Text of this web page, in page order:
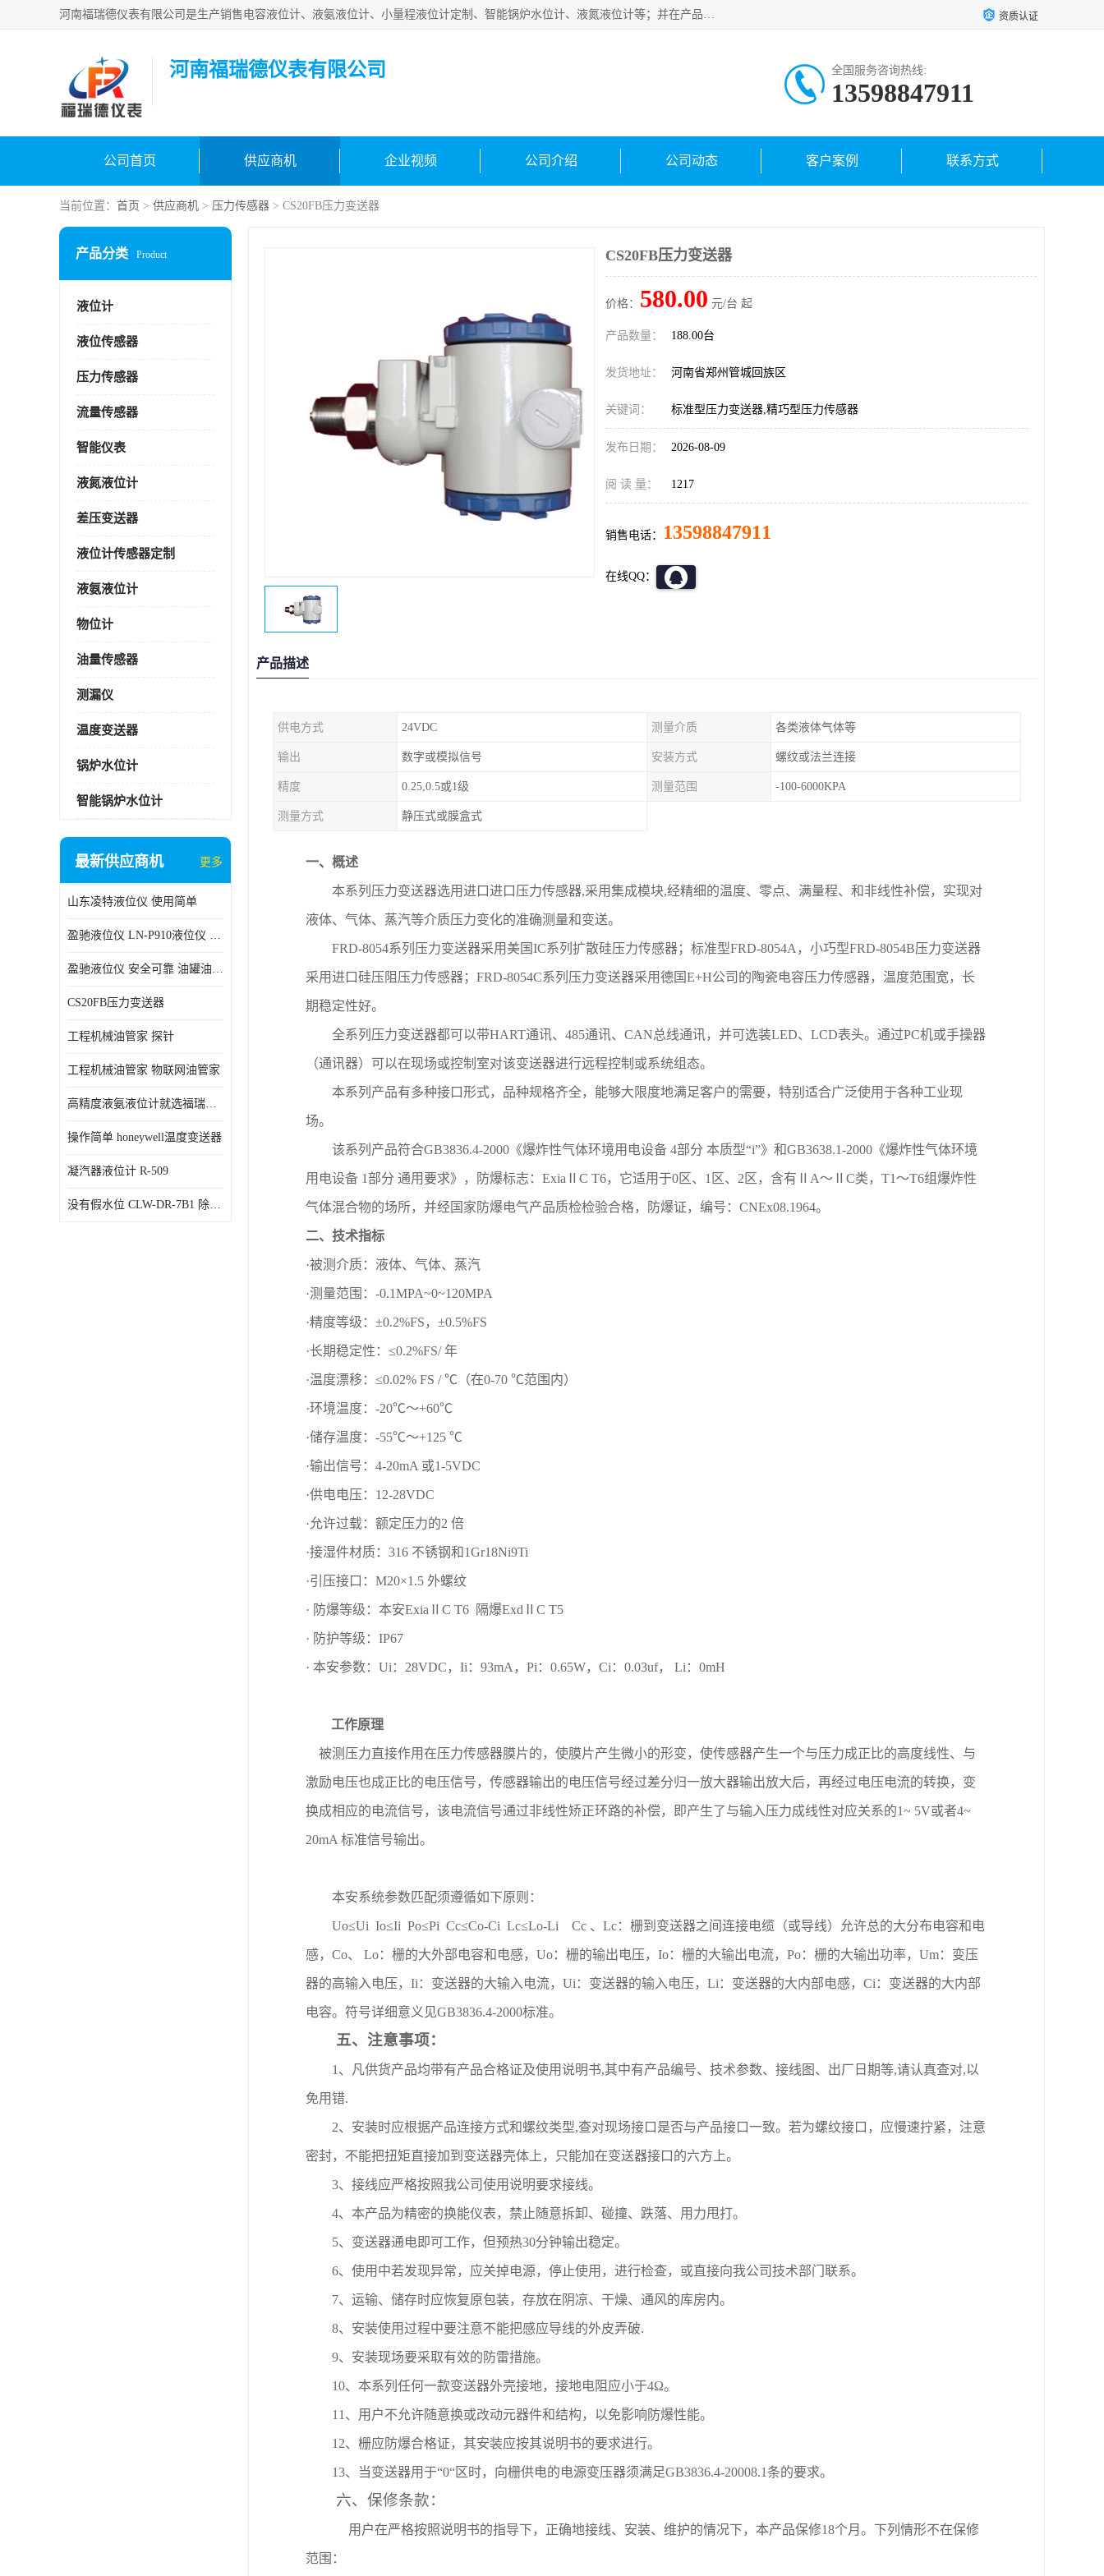
河南福瑞德仪表有限公司是生产销售电容液位计、液氨液位计、小量程液位计定制、智能锅炉水位计、液氮液位计等；并在产品开发、研制的过程中，吸取国内外仪器仪表的技术精华，建立了一支高、精、尖的科研开发队伍，使产品性能不断升级。 资质认证
河南福瑞德仪表有限公司 全国服务咨询热线:
13598847911
公司首页 供应商机 企业视频 公司介绍 公司动态 客户案例 联系方式
当前位置： 首页 > 供应商机 > 压力传感器 > CS20FB压力变送器
产品分类 Product
液位计
液位传感器
压力传感器
流量传感器
智能仪表
液氮液位计
差压变送器
液位计传感器定制
液氨液位计
物位计
油量传感器
测漏仪
温度变送器
锅炉水位计
智能锅炉水位计
最新供应商机 更多
山东凌特液位仪 使用简单
盈驰液位仪 LN-P910液位仪 安全可靠
盈驰液位仪 安全可靠 油罐油位检测
CS20FB压力变送器
工程机械油管家 探针
工程机械油管家 物联网油管家
高精度液氨液位计就选福瑞德仪表
操作简单 honeywell温度变送器
凝汽器液位计 R-509
没有假水位 CLW-DR-7B1 除氧器水位测量
CS20FB压力变送器
价格： 580.00 元/台 起
产品数量： 188.00台
发货地址： 河南省郑州管城回族区
关键词： 标准型压力变送器,精巧型压力传感器
发布日期： 2026-08-09
阅 读 量： 1217
销售电话： 13598847911
在线QQ：
产品描述
供电方式 24VDC 测量介质 各类液体气体等
输出 数字或模拟信号 安装方式 螺纹或法兰连接
精度 0.25,0.5或1级 测量范围 -100-6000KPA
测量方式 静压式或膜盒式
一、概述
本系列压力变送器选用进口进口压力传感器,采用集成模块,经精细的温度、零点、满量程、和非线性补偿，实现对
液体、气体、蒸汽等介质压力变化的准确测量和变送。
FRD-8054系列压力变送器采用美国IC系列扩散硅压力传感器； 标准型FRD-8054A，小巧型FRD-8054B压力变送器
采用进口硅压阻压力传感器； FRD-8054C系列压力变送器采用德国E+H公司的陶瓷电容压力传感器， 温度范围宽，长
期稳定性好。
全系列压力变送器都可以带HART通讯、485通讯、CAN总线通讯，并可选装LED、LCD表头。通过PC机或手操器
（通讯器）可以在现场或控制室对该变送器进行远程控制或系统组态。
本系列产品有多种接口形式，品种规格齐全，能够大限度地满足客户的需要，特别适合广泛使用于各种工业现
场。
该系列产品符合GB3836.4-2000 《爆炸性气体环境用电设备 4部分 本质型“i”》和GB3638.1-2000 《爆炸性气体环境
用电设备 1部分 通用要求》，防爆标志： Exia C T6，它适用于0区、 1 区、 2 区，含有Ⅱ A～Ⅱ C类， T1 ～T6组爆炸性
气体混合物的场所，并经国家防爆电气产品质检检验合格，防爆证，编号： CNEx08.1964。
二、技术指标
·被测介质：液体、气体、蒸汽
·测量范围： -0.1MPA~0~120MPA
·精度等级：±0.2%FS ，±0.5%FS
·长期稳定性：≤0.2%FS/年
·温度漂移：≤0.02% FS /℃（在0-70 ℃范围内）
·环境温度： -20℃～+60℃
·储存温度： -55℃～+125 ℃
·输出信号： 4-20mA 或1-5VDC
·供电电压： 12-28VDC
·允许过载：额定压力的2 倍
·接湿件材质： 316 不锈钢和1Gr18Ni9Ti
·引压接口： M20×1.5 外螺纹
· 防爆等级：本安Exia C T6 隔爆Exd C T5
· 防护等级： IP67
· 本安参数： Ui ： 28VDC ， Ii ： 93mA ， Pi ： 0.65W， Ci ： 0.03uf， Li ： 0mH
工作原理
被测压力直接作用在压力传感器膜片的，使膜片产生微小的形变，使传感器产生一个与压力成正比的高度线性、与
激励电压也成正比的电压信号，传感器输出的电压信号经过差分归一放大器输出放大后，再经过电压电流的转换，变
换成相应的电流信号，该电流信号通过非线性矫正环路的补偿，即产生了与输入压力成线性对应关系的1~ 5V或者4~
20mA 标准信号输出。
本安系统参数匹配须遵循如下原则：
Uo≤Ui Io≤Ii Po≤Pi Cc≤Co-Ci Lc≤Lo-Li Cc 、 Lc：栅到变送器之间连接电缆（或导线）允许总的大分布电容和电
感， Co、 Lo：栅的大外部电容和电感， Uo：栅的输出电压， Io：栅的大输出电流， Po：栅的大输出功率， Um：变压
器的高输入电压， Ii ：变送器的大输入电流， Ui ：变送器的输入电压， Li ：变送器的大内部电感， Ci ：变送器的大内部
电容。符号详细意义见GB3836.4-2000标准。
五、注意事项：
1 、凡供货产品均带有产品合格证及使用说明书,其中有产品编号、技术参数、接线图、出厂日期等,请认真查对,以
免用错.
2、安装时应根据产品连接方式和螺纹类型,查对现场接口是否与产品接口一致。若为螺纹接口，应慢速拧紧，注意
密封，不能把扭矩直接加到变送器壳体上，只能加在变送器接口的六方上。
3、接线应严格按照我公司使用说明要求接线。
4、本产品为精密的换能仪表，禁止随意拆卸、碰撞、跌落、用力甩打。
5、变送器通电即可工作，但预热30分钟输出稳定。
6、使用中若发现异常，应关掉电源，停止使用，进行检查，或直接向我公司技术部门联系。
7、运输、储存时应恢复原包装，存放在阴凉、干燥、通风的库房内。
8、安装使用过程中要注意不能把感应导线的外皮弄破.
9、安装现场要采取有效的防雷措施。
10、本系列任何一款变送器外壳接地，接地电阻应小于4Ω。
11 、用户不允许随意换或改动元器件和结构，以免影响防爆性能。
12、栅应防爆合格证，其安装应按其说明书的要求进行。
13、当变送器用于“0“区时，向栅供电的电源变压器须满足GB3836.4-20008.1条的要求。
六、保修条款：
用户在严格按照说明书的指导下，正确地接线、安装、维护的情况下，本产品保修18个月。下列情形不在保修
范围：